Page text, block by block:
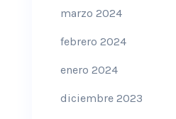
marzo 2024
febrero 2024
enero 2024
diciembre 2023